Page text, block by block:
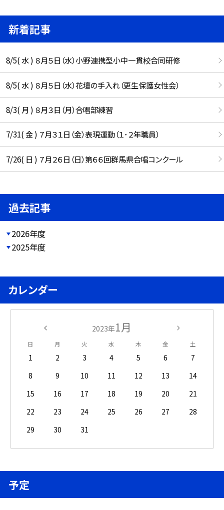
新着記事
8/5( 水 ) ８月５日（水）小野連携型小中一貫校合同研修
8/5( 水 ) ８月５日（水）花壇の手入れ（更生保護女性会）
8/3( 月 ) ８月３日（月）合唱部練習
7/31( 金 ) ７月３１日（金）表現運動（１･２年職員）
7/26( 日 ) ７月２６日（日）第６６回群馬県合唱コンクール
過去記事
2026年度
2025年度
カレンダー
2023年1月
日 月 火 水 木 金 土
1 2 3 4 5 6
7
8
9 10 11 12 13
14
15
16 17 18 19 20
21
22
23 24 25 26 27
28
29
30 31
予定